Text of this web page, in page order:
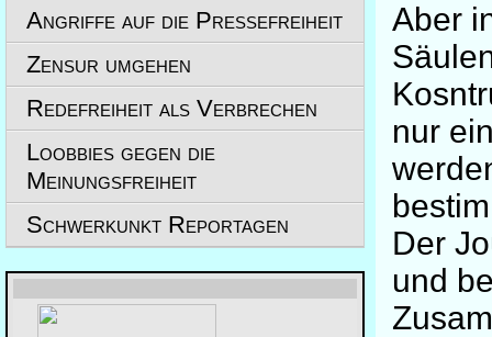
Angriffe auf die Pressefreiheit
Zensur umgehen
Redefreiheit als Verbrechen
Loobbies gegen die
Meinungsfreiheit
Schwerkunkt Reportagen
Aber
nur
Der
und